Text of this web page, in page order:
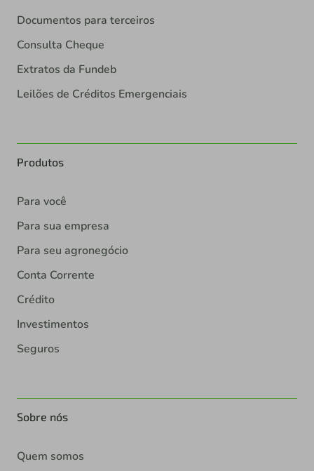
Documentos para terceiros
Consulta Cheque
Extratos da Fundeb
Leilões de Créditos Emergenciais
Produtos
Para você
Para sua empresa
Para seu agronegócio
Conta Corrente
Crédito
Investimentos
Seguros
Sobre nós
Quem somos